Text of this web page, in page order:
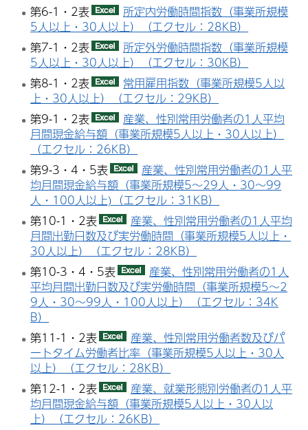
第6-1・2表
所定内労働時間指数（事業所規模
5人以上・30人以上）（エクセル：28KB）
第7-1・2表
所定外労働時間指数（事業所規模
5人以上・30人以上）（エクセル：30KB）
第8-1・2表
常用雇用指数（事業所規模5人以
上・30人以上）（エクセル：29KB）
第9-1・2表
産業、性別常用労働者の1人平均
月間現金給与額（事業所規模5人以上・30人以上）
（エクセル：26KB）
第9-3・4・5表
産業、性別常用労働者の1人平
均月間現金給与額（事業所規模5～29人・30～99
人・100人以上)（エクセル：31KB）
第10-1・2表
産業、性別常用労働者の1人平均
月間出勤日数及び実労働時間（事業所規模5人以上・
30人以上）（エクセル：28KB）
第10-3・4・5表
産業、性別常用労働者の1人
平均月間出勤日数及び実労働時間（事業所規模5～2
9人・30～99人・100人以上）（エクセル：34K
B）
第11-1・2表
産業、性別常用労働者数及びパ
ートタイム労働者比率（事業所規模5人以上・30人
以上）（エクセル：28KB）
第12-1・2表
産業、就業形態別労働者の1人平
均月間現金給与額（事業所規模5人以上・30人以
上）（エクセル：26KB）